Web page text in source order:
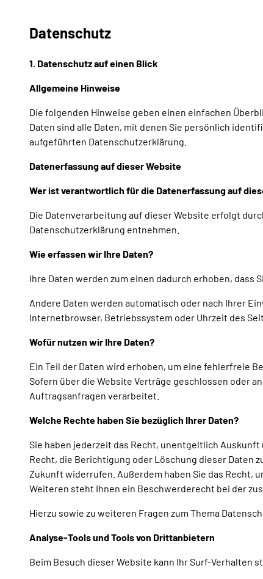
Datenschutz
1. Datenschutz auf einen Blick
Allgemeine Hinweise
Die folgenden Hinweise geben einen einfachen
Daten sind alle Daten, mit denen Sie persönlich
aufgeführten Datenschutzerklärung.
Datenerfassung auf dieser Website
Wer ist verantwortlich für die Datenerfassung auf
Die Datenverarbeitung auf dieser Website erfolgt
Datenschutzerklärung entnehmen.
Wie erfassen wir Ihre Daten?
Ihre Daten werden zum einen dadurch erhoben, dass
Andere Daten werden automatisch oder nach Ihrer
Internetbrowser, Betriebssystem oder Uhrzeit des
Wofür nutzen wir Ihre Daten?
Ein Teil der Daten wird erhoben, um eine fehlerfreie
Sofern über die Website Verträge geschlossen oder
Auftragsanfragen verarbeitet.
Welche Rechte haben Sie bezüglich Ihrer Daten?
Sie haben jederzeit das Recht, unentgeltlich
Recht, die Berichtigung oder Löschung dieser Daten
Zukunft widerrufen. Außerdem haben Sie das Recht,
Weiteren steht Ihnen ein Beschwerderecht bei der
Hierzu sowie zu weiteren Fragen zum Thema
Analyse-Tools und Tools von Drittanbietern
Beim Besuch dieser Website kann Ihr Surf-Verhalten